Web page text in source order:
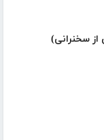
از سخنرانی)